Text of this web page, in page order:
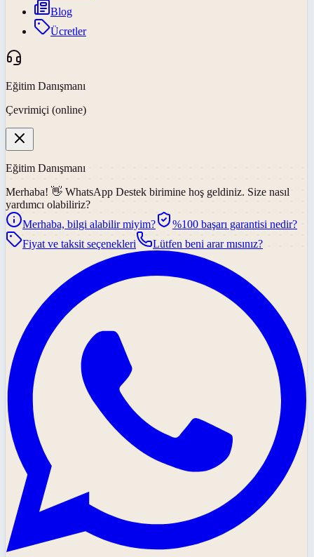
Blog
Ücretler
Eğitim Danışmanı
Çevrimiçi (online)
Eğitim Danışmanı
Merhaba! 👋 WhatsApp Destek birimine hoş geldiniz. Size nasıl
yardımcı olabiliriz?
Merhaba, bilgi alabilir miyim?
%100 başarı garantisi nedir?
Fiyat ve taksit seçenekleri
Lütfen beni arar mısınız?